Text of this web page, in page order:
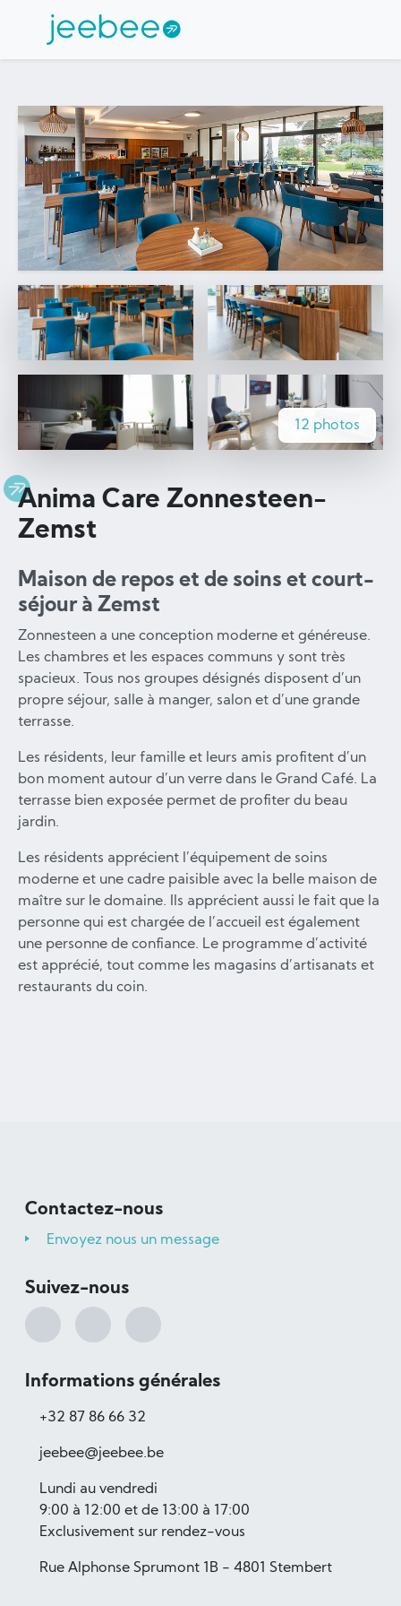
12 photos
Anima Care Zonnesteen-
Zemst
Maison de repos et de soins et court-
séjour à Zemst
Zonnesteen a une conception moderne et généreuse.
Les chambres et les espaces communs y sont très
spacieux. Tous nos groupes désignés disposent d’un
propre séjour, salle à manger, salon et d’une grande
terrasse.
Les résidents, leur famille et leurs amis profitent d’un
bon moment autour d’un verre dans le Grand Café. La
terrasse bien exposée permet de profiter du beau
jardin.
Les résidents apprécient l’équipement de soins
moderne et une cadre paisible avec la belle maison de
maître sur le domaine. Ils apprécient aussi le fait que la
personne qui est chargée de l’accueil est également
une personne de confiance. Le programme d’activité
est apprécié, tout comme les magasins d’artisanats et
restaurants du coin.
Contactez-nous
Envoyez nous un message
Suivez-nous
Informations générales
+32 87 86 66 32
jeebee@jeebee.be
Lundi au vendredi
9:00 à 12:00 et de 13:00 à 17:00
Exclusivement sur rendez-vous
Rue Alphonse Sprumont 1B - 4801 Stembert